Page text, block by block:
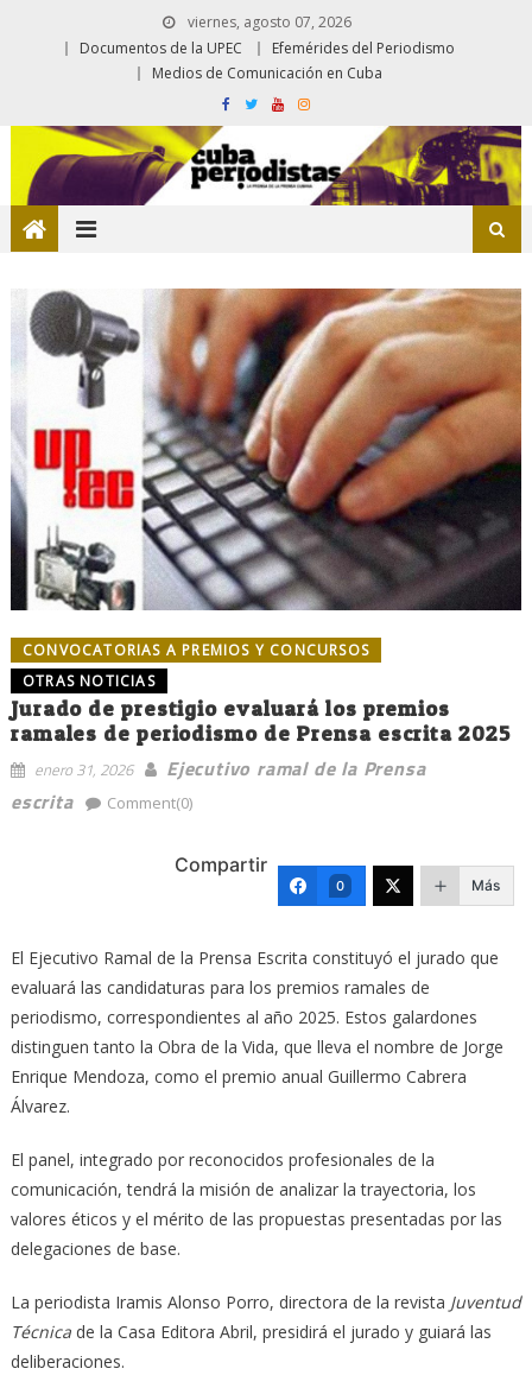
viernes, agosto 07, 2026
Documentos de la UPEC
Efemérides del Periodismo
Medios de Comunicación en Cuba
CONVOCATORIAS A PREMIOS Y CONCURSOS
OTRAS NOTICIAS
Jurado de prestigio evaluará los premios
ramales de periodismo de Prensa escrita 2025
enero 31, 2026
Ejecutivo ramal de la Prensa
escrita
Comment(0)
Compartir
0 Más
El Ejecutivo Ramal de la Prensa Escrita constituyó el jurado que
evaluará las candidaturas para los premios ramales de
periodismo, correspondientes al año 2025. Estos galardones
distinguen tanto la Obra de la Vida, que lleva el nombre de Jorge
Enrique Mendoza, como el premio anual Guillermo Cabrera
Álvarez.
El panel, integrado por reconocidos profesionales de la
comunicación, tendrá la misión de analizar la trayectoria, los
valores éticos y el mérito de las propuestas presentadas por las
delegaciones de base.
La periodista Iramis Alonso Porro, directora de la revista Juventud
Técnicade la Casa Editora Abril, presidirá el jurado y guiará las
deliberaciones.